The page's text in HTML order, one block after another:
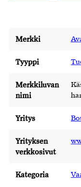
Merkki
Tyyppi
Merkkiluvan
nimi
Yritys
Yrityksen
verkkosivut
Kategoria